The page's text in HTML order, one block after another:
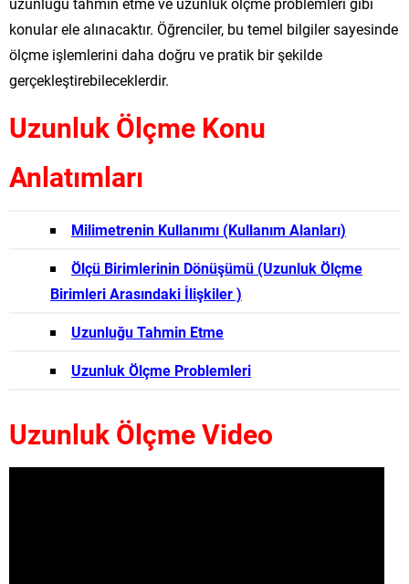
konular ele alınacaktır. Öğrenciler, bu temel bilgiler sayesinde
ölçme işlemlerini daha doğru ve pratik bir şekilde
gerçekleştirebileceklerdir.
Uzunluk Ölçme Konu
Anlatımları
Milimetrenin Kullanımı (Kullanım Alanları)
Ölçü Birimlerinin Dönüşümü (Uzunluk Ölçme
Birimleri Arasındaki İlişkiler )
Uzunluğu Tahmin Etme
Uzunluk Ölçme Problemleri
Uzunluk Ölçme Video